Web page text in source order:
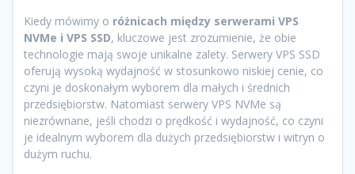
Kiedy mówimy o różnicach między serwerami VPS
NVMe i VPS SSD, kluczowe jest zrozumienie, że obie
technologie mają swoje unikalne zalety. Serwery VPS SSD
oferują wysoką wydajność w stosunkowo niskiej cenie, co
czyni je doskonałym wyborem dla małych i średnich
przedsiębiorstw. Natomiast serwery VPS NVMe są
niezrównane, jeśli chodzi o prędkość i wydajność, co czyni
je idealnym wyborem dla dużych przedsiębiorstw i witryn o
dużym ruchu.